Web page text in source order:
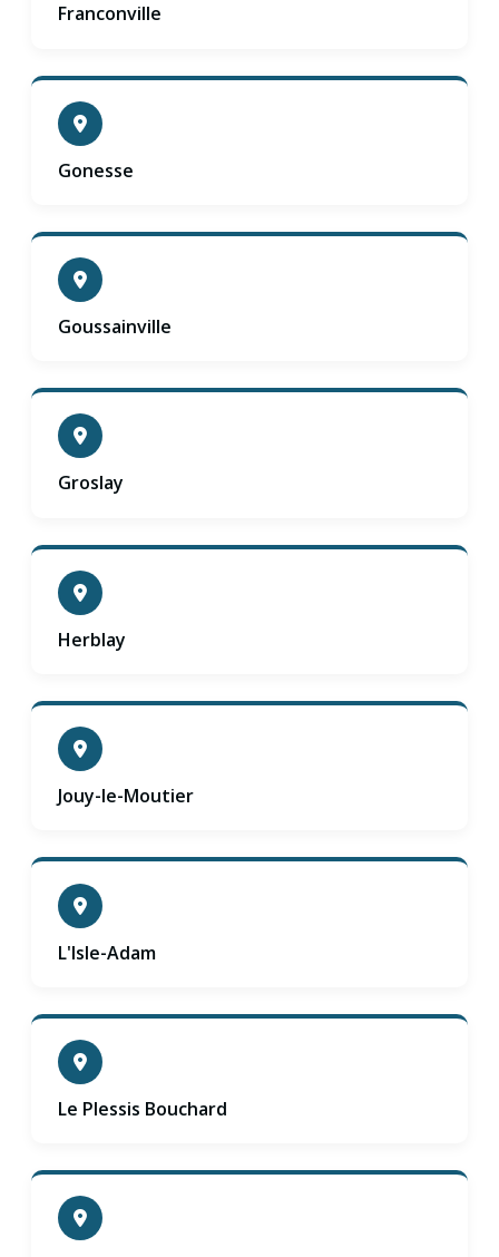
Franconville
Gonesse
Goussainville
Groslay
Herblay
Jouy-le-Moutier
L'Isle-Adam
Le Plessis Bouchard